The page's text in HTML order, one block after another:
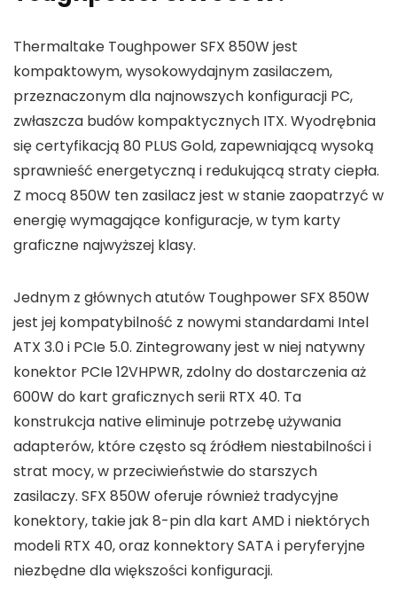
Thermaltake Toughpower SFX 850W jest
kompaktowym, wysokowydajnym zasilaczem,
przeznaczonym dla najnowszych konfiguracji PC,
zwłaszcza budów kompaktycznych ITX. Wyodrębnia
się certyfikacją 80 PLUS Gold, zapewniającą wysoką
sprawnieść energetyczną i redukującą straty ciepła.
Z mocą 850W ten zasilacz jest w stanie zaopatrzyć w
energię wymagające konfiguracje, w tym karty
graficzne najwyższej klasy.
Jednym z głównych atutów Toughpower SFX 850W
jest jej kompatybilność z nowymi standardami Intel
ATX 3.0 i PCIe 5.0. Zintegrowany jest w niej natywny
konektor PCIe 12VHPWR, zdolny do dostarczenia aż
600W do kart graficznych serii RTX 40. Ta
konstrukcja native eliminuje potrzebę używania
adapterów, które często są źródłem niestabilności i
strat mocy, w przeciwieństwie do starszych
zasilaczy. SFX 850W oferuje również tradycyjne
konektory, takie jak 8-pin dla kart AMD i niektórych
modeli RTX 40, oraz konnektory SATA i peryferyjne
niezbędne dla większości konfiguracji.